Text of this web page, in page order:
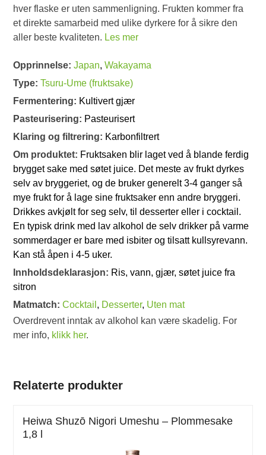
hver flaske er uten sammenligning. Frukten kommer fra
et direkte samarbeid med ulike dyrkere for å sikre den
aller beste kvaliteten. Les mer
Opprinnelse:Japan,Wakayama
Type:Tsuru-Ume (fruktsake)
Fermentering: Kultivert gjær
Pasteurisering: Pasteurisert
Klaring og filtrering: Karbonfiltrert
Om produktet: Fruktsaken blir laget ved å blande ferdig
brygget sake med søtet juice. Det meste av frukt dyrkes
selv av bryggeriet, og de bruker generelt 3-4 ganger så
mye frukt for å lage sine fruktsaker enn andre bryggeri.
Drikkes avkjølt for seg selv, til desserter eller i cocktail.
En typisk drink med lav alkohol de selv drikker på varme
sommerdager er bare med isbiter og tilsatt kullsyrevann.
Kan stå åpen i 4-5 uker.
Innholdsdeklarasjon: Ris, vann, gjær, søtet juice fra
sitron
Matmatch:Cocktail , Desserter, Uten mat
Overdrevent inntak av alkohol kan være skadelig. For
mer info, klikk her.
Relaterte produkter
Heiwa Shuzō Nigori Umeshu – Plommesake
1,8 l